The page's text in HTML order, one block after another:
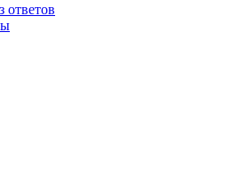
ответов